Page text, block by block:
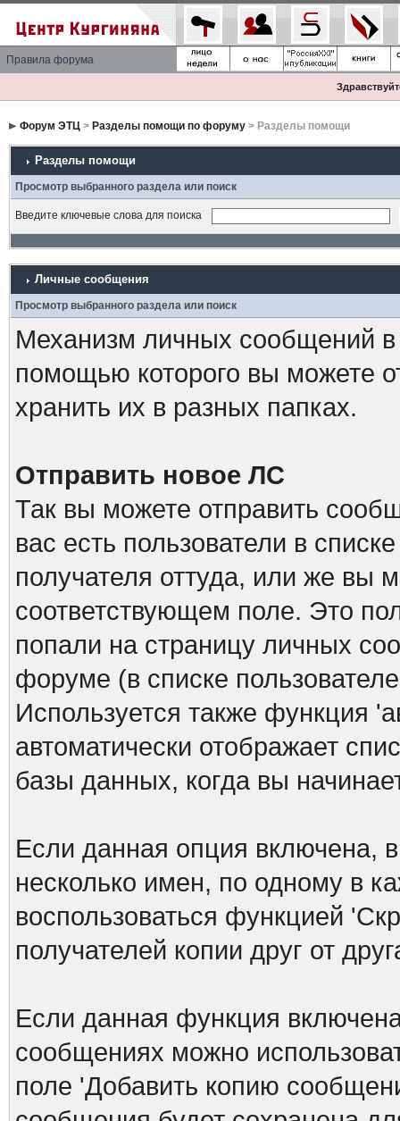
Правила форума
Форум ЭТЦ> Разделы помощи по форуму> Разделы помощи
Разделы помощи
Просмотр выбранного раздела или поиск
Введите ключевые слова для поиска
Личные сообщения
Просмотр выбранного раздела или поиск
Механизм личных сообщений
помощью которого вы можете
хранить их в разных папках.
Отправить новое ЛС
Так вы можете отправить
вас есть пользователи в
получателя оттуда, или же вы
соответствующем поле. Это
попали на страницу личных
форуме (в списке
Используется также функция
автоматически отображает
базы данных, когда вы
Если данная опция включена,
несколько имен, по одному в
воспользоваться функцией
получателей копии друг от
Если данная функция
сообщениях можно
поле 'Добавить копию